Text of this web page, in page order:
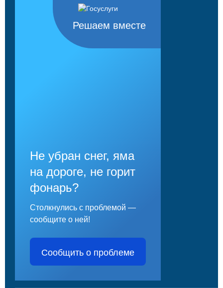
Решаем вместе
Не убран снег, яма
на дороге, не горит
фонарь?
Столкнулись с проблемой —
сообщите о ней!
Сообщить о проблеме